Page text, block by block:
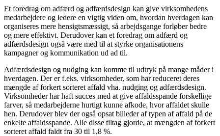
Et foredrag om adfærd og adfærdsdesign kan give virksomhedens
medarbejdere og ledere en vigtig viden om, hvordan hverdagen kan
organiseres mere hensigtsmæssigt, så arbejdsgange forløber bedre
og mere effektivt. Derudover kan et foredrag om adfærd og
adfærdsdesign også være med til at styrke organisationens
kampagner og kommunikation ud ad til.
Adfærdsdesign og nudging kan komme til udtryk på mange måder i
hverdagen. Der er f.eks. virksomheder, som har reduceret deres
mængde af forkert sorteret affald vha. nudging og adfærdsdesign.
Virksomheder har haft succes med at give affaldsspande forskellige
farver, så medarbejderne hurtigt kunne afkode, hvor affaldet skulle
hen. Derudover blev der også opsat billeder af typen af affald på de
enkelte affaldsspande. Alle disse tiltag gjorde, at mængden af forkert
sorteret affald faldt fra 30 til 1,8 %.